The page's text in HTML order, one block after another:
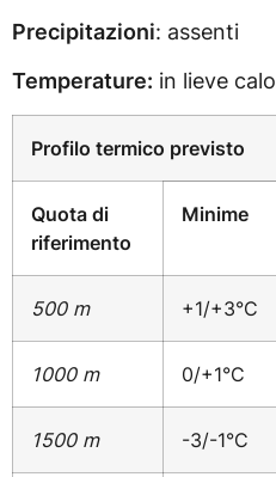
Precipitazioni: assenti
Temperature: in lieve calo
Profilo termico previsto
Quota di
riferimento
Minime
500 m +1/+3°C
1000 m 0/+1°C
1500 m -3/-1°C